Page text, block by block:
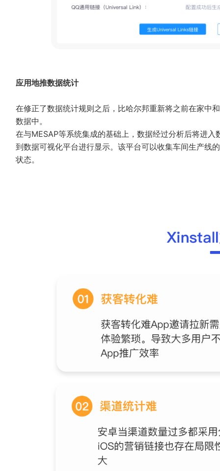
应用地推数据统计
在修正了数据统计规则之后，比哈尔邦重新将之前在家中
数据中。
在与MESAP等系统集成的基础上，数据经过分析后将进
到数据可视化平台进行显示。该平台可以收集车间生产线
状态。